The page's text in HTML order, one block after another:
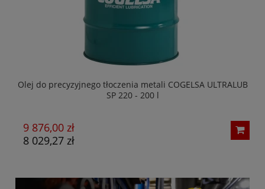
Olej do precyzyjnego tłoczenia metali COGELSA ULTRALUB
SP 220 - 200 l
9 876,00 zł
8 029,27 zł